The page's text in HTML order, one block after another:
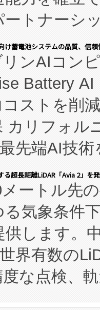
ートナーシ
の実績ある
プ
医薬品製造
チ施設の
チェーン
高く、持
した現地生
負担を大
に拡大する
設設計・
および知的
カリキュ
蓄電池システムの品質、信
ンAIコン
Battery
ストを削
カリフォル
先端AI技術
ド：本社
と、エンタ
、日本にあ
ステム（
AI搭載プラ
用に至る
保する事
超長距離LiDAR「Avia 2」を
ートル先
る気象条件
します。
界有数の
な点検、
バルク材